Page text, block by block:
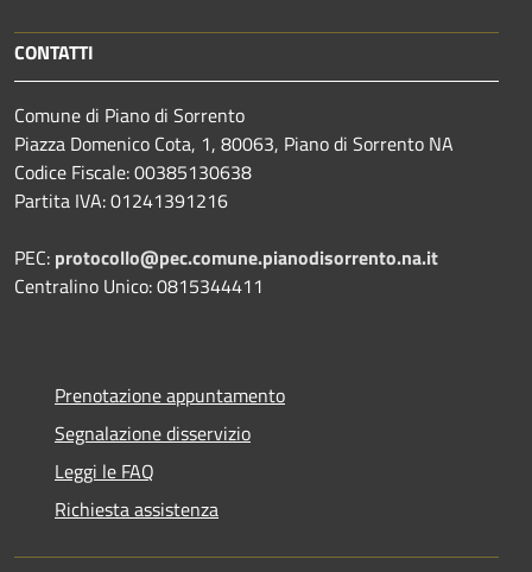
CONTATTI
Comune di Piano di Sorrento
Piazza Domenico Cota, 1, 80063, Piano di Sorrento NA
Codice Fiscale: 00385130638
Partita IVA: 01241391216
PEC: protocollo@pec.comune.pianodisorrento.na.it
Centralino Unico: 0815344411
Prenotazione appuntamento
Segnalazione disservizio
Leggi le FAQ
Richiesta assistenza